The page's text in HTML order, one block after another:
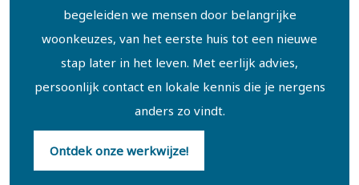
begeleiden we mensen door belangrijke
woonkeuzes, van het eerste huis tot een nieuwe
stap later in het leven. Met eerlijk advies,
persoonlijk contact en lokale kennis die je nergens
anders zo vindt.
Ontdek onze werkwijze!